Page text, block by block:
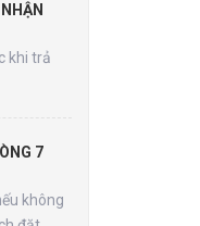
khi trả
7
không